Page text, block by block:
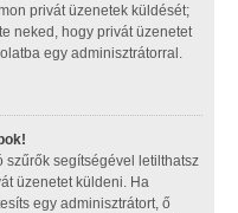
privát üzenetek küldését;
neked, hogy privát üzenetet
egy adminisztrátorral.
segítségével letilthatsz
üzenetet küldeni. Ha
egy adminisztrátort, ő